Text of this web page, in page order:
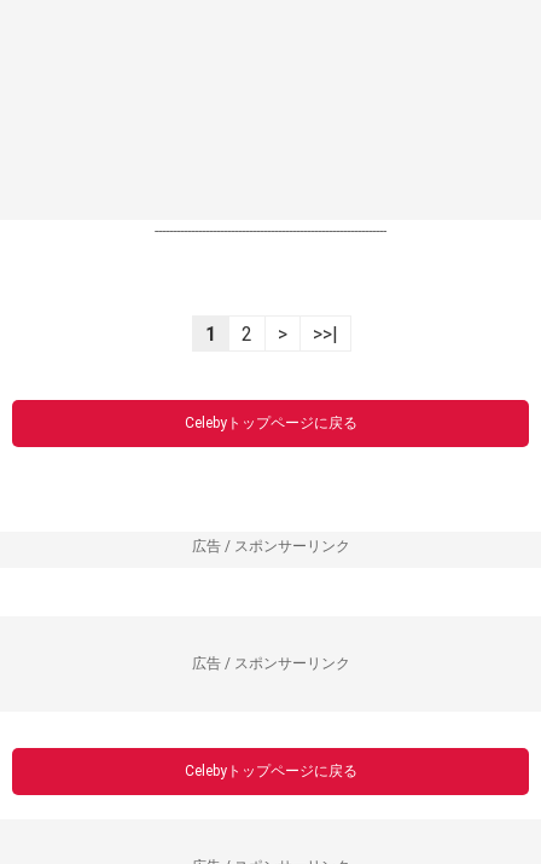
----------------------------------------------------------------
1 2 > >>|
Celebyトップページに戻る
広告 / スポンサーリンク
広告 / スポンサーリンク
Celebyトップページに戻る